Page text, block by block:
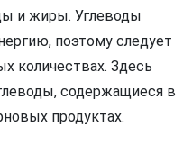
и жиры. Углеводы
поэтому следует
количествах. Здесь
содержащиеся в
продуктах.